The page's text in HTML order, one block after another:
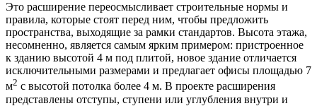
Это расширение переосмысливает строительные нормы и
правила, которые стоят перед ним, чтобы предложить
пространства, выходящие за рамки стандартов. Высота этажа,
несомненно, является самым ярким примером: пристроенное
к зданию высотой 4 м под плитой, новое здание отличается
исключительными размерами и предлагает офисы площадью 7
м2 с высотой потолка более 4 м. В проекте расширения
представлены отступы, ступени или углубления внутри и